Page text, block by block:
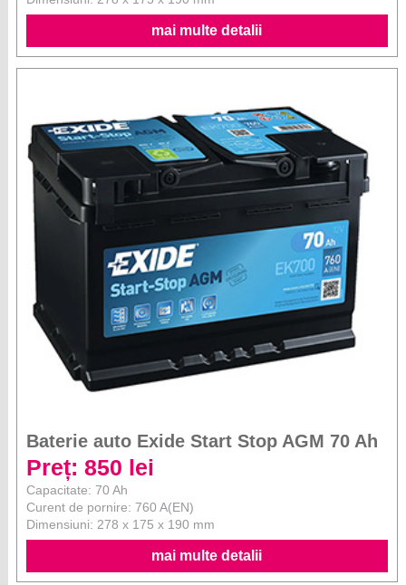
mai multe detalii
Baterie auto Exide Start Stop AGM 70 Ah
Preț: 850 lei
Capacitate: 70 Ah
Curent de pornire: 760 A(EN)
Dimensiuni: 278 x 175 x 190 mm
mai multe detalii